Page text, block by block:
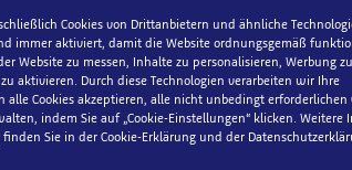
und beim Ticketpreis sparen
Cookies von Drittanbietern und ähnliche
immer aktiviert, damit die Website ordnungsgemäß
Website zu messen, Inhalte zu personalisieren, Werbung
aktivieren. Durch diese Technologien verarbeiten wir Ihre
alle Cookies akzeptieren, alle nicht unbedingt erforderlichen
indem Sie auf „Cookie-Einstellungen“ klicken. Weitere
Sie in der Cookie-Erklärung und der